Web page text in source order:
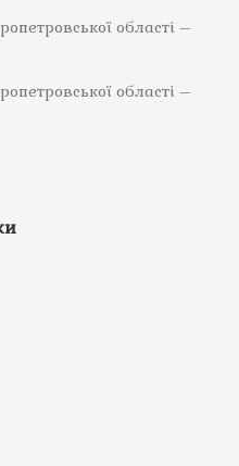
області –
області –